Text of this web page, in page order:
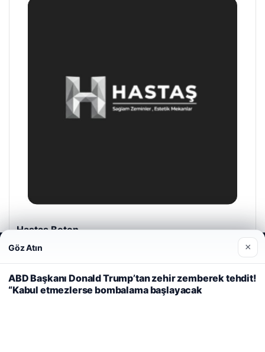
Hastaş Beton
26/05/2026
Web sitemizi nasıl kullandığınızı daha iyi anlayabilmek,
deneyiminizi kişiselleştirmek ve geliştirmek amacıyla çerezler
kullanıyoruz.
Çerez Politikamız
Reddet Kabul Et
Göz Atın ×
ABD Başkanı Donald Trump’tan zehir zemberek tehdit!
“Kabul etmezlerse bombalama başlayacak